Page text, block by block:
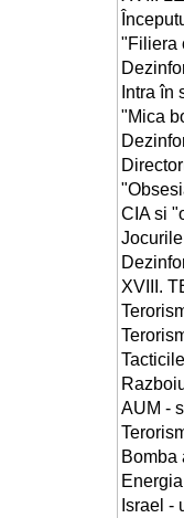
"Filiera
Intra în
"Mica
CIA si
Jocurile
XVIII.
AUM -
Bomba
Israel -